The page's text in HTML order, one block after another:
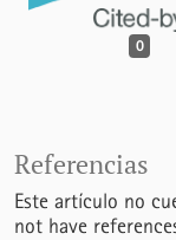
0
Referencias
Este artículo no
not have